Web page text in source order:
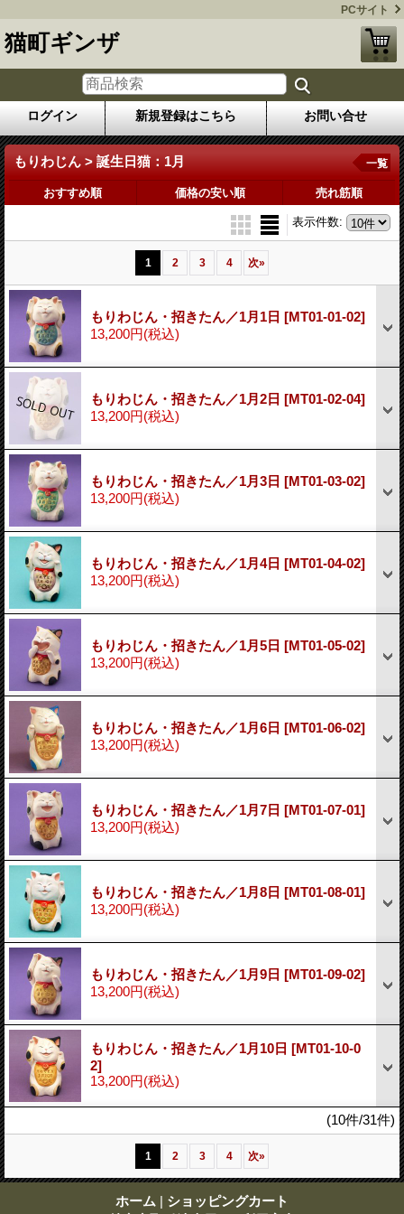
PCサイト
猫町ギンザ
ログイン 新規登録はこちら お問い合せ
もりわじん > 誕生日猫：1月 一覧
おすすめ順 価格の安い順 売れ筋順
表示件数:
1 2 3 4 次»
もりわじん・招きたん／1月1日 [MT01-01-02]
13,200円(税込)
もりわじん・招きたん／1月2日 [MT01-02-04]
13,200円(税込)
もりわじん・招きたん／1月3日 [MT01-03-02]
13,200円(税込)
もりわじん・招きたん／1月4日 [MT01-04-02]
13,200円(税込)
もりわじん・招きたん／1月5日 [MT01-05-02]
13,200円(税込)
もりわじん・招きたん／1月6日 [MT01-06-02]
13,200円(税込)
もりわじん・招きたん／1月7日 [MT01-07-01]
13,200円(税込)
もりわじん・招きたん／1月8日 [MT01-08-01]
13,200円(税込)
もりわじん・招きたん／1月9日 [MT01-09-02]
13,200円(税込)
もりわじん・招きたん／1月10日 [MT01-10-0
2]
13,200円(税込)
(10件/31件)
1 2 3 4 次»
ホーム | ショッピングカート